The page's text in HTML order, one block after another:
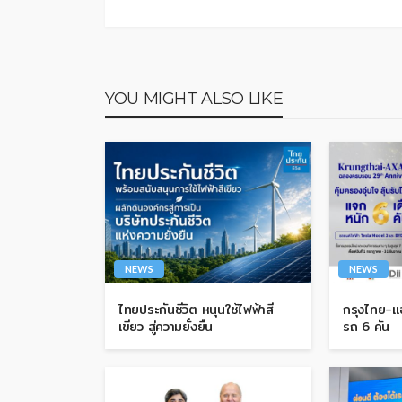
YOU MIGHT ALSO LIKE
NEWS
ไทยประกันชีวิต หนุนใช้ไฟฟ้าสี
เขียว สู่ความยั่งยืน
NEWS
กรุงไทย-
รถ 6 คัน